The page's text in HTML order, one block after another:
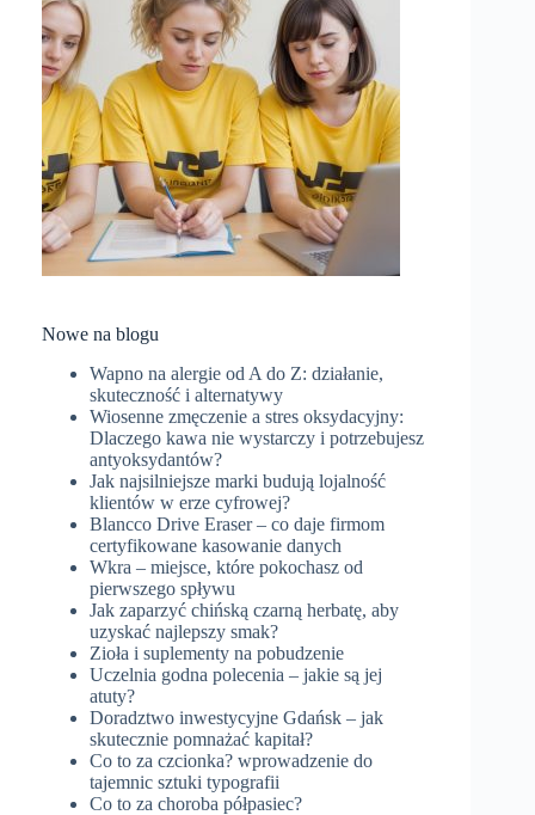
Nowe na blogu
Wapno na alergie od A do Z: działanie,
skuteczność i alternatywy
Wiosenne zmęczenie a stres oksydacyjny:
Dlaczego kawa nie wystarczy i potrzebujesz
antyoksydantów?
Jak najsilniejsze marki budują lojalność
klientów w erze cyfrowej?
Blancco Drive Eraser – co daje firmom
certyfikowane kasowanie danych
Wkra – miejsce, które pokochasz od
pierwszego spływu
Jak zaparzyć chińską czarną herbatę, aby
uzyskać najlepszy smak?
Zioła i suplementy na pobudzenie
Uczelnia godna polecenia – jakie są jej
atuty?
Doradztwo inwestycyjne Gdańsk – jak
skutecznie pomnażać kapitał?
Co to za czcionka? wprowadzenie do
tajemnic sztuki typografii
Co to za choroba półpasiec?